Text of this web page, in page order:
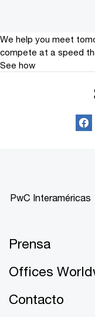
We help you meet
compete at a speed
See how
PwC Interaméricas
Prensa
Offices
Contacto